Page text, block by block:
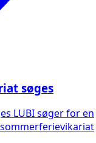
søges
LUBI søger for en